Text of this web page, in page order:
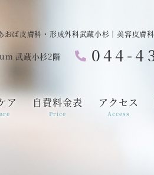
おば皮膚科・形成外科武蔵小杉｜美容皮膚
武蔵小杉2階 044-
ア 自費料金表
Price
アクセス
Access